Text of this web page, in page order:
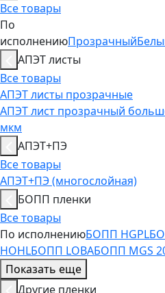
Все товары
По
исполнениюПрозрачный
АПЭТ листы
Все товары
АПЭТ листы прозрачные
АПЭТ лист прозрачный
мкм
АПЭТ+ПЭ
Все товары
АПЭТ+ПЭ (многослойная)
БОПП пленки
Все товары
По исполнениюБОПП HGPL
HOHLБОПП LOBAБОПП MGS
Показать еще
Другие пленки